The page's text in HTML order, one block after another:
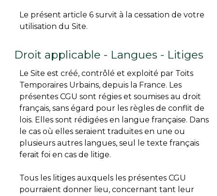
Le présent article 6 survit à la cessation de votre
utilisation du Site.
Droit applicable - Langues - Litiges
Le Site est créé, contrôlé et exploité par Toits
Temporaires Urbains, depuis la France. Les
présentes CGU sont régies et soumises au droit
français, sans égard pour les règles de conflit de
lois. Elles sont rédigées en langue française. Dans
le cas où elles seraient traduites en une ou
plusieurs autres langues, seul le texte français
ferait foi en cas de litige.
Tous les litiges auxquels les présentes CGU
pourraient donner lieu, concernant tant leur